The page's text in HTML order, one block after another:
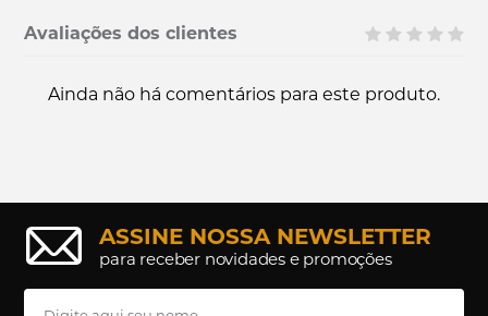
Avaliações dos clientes
Ainda não há comentários para este produto.
ASSINE NOSSA NEWSLETTER
para receber novidades e promoções